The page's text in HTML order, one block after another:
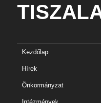
Kezdőlap
Hírek
Önkormányzat